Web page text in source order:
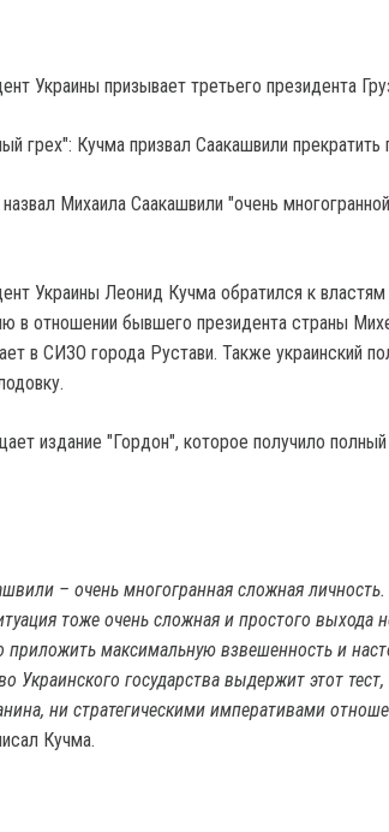
Украины призывает третьего президента
Михаила Саакашвили "очень
Украины Леонид Кучма обратился к властям
в отношении бывшего президента страны
в СИЗО города Рустави. Также украинский
издание "Гордон", которое получило
– очень многогранная сложная
тоже очень сложная и простого выхода
приложить максимальную взвешенность и
Украинского государства выдержит этот
ни стратегическими императивами
Кучма.